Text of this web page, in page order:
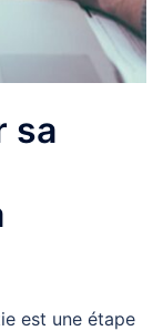
sa
est une étape